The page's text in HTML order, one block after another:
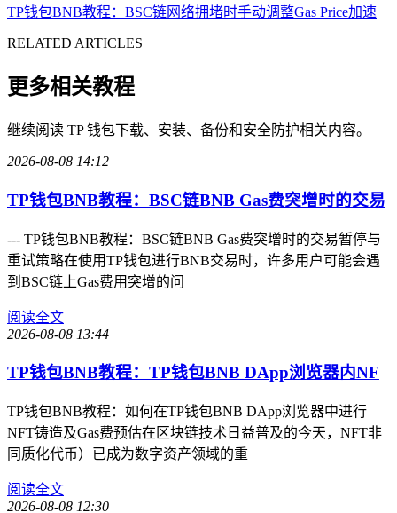
TP钱包BNB教程：BSC链网络拥堵时手动调整Gas Price加速
RELATED ARTICLES
更多相关教程
继续阅读 TP 钱包下载、安装、备份和安全防护相关内容。
2026-08-08 14:12
TP钱包BNB教程：BSC链BNB Gas费突增时的交易
--- TP钱包BNB教程：BSC链BNB Gas费突增时的交易暂停与
重试策略在使用TP钱包进行BNB交易时，许多用户可能会遇
到BSC链上Gas费用突增的问
阅读全文
2026-08-08 13:44
TP钱包BNB教程：TP钱包BNB DApp浏览器内NF
TP钱包BNB教程：如何在TP钱包BNB DApp浏览器中进行
NFT铸造及Gas费预估在区块链技术日益普及的今天，NFT非
同质化代币）已成为数字资产领域的重
阅读全文
2026-08-08 12:30